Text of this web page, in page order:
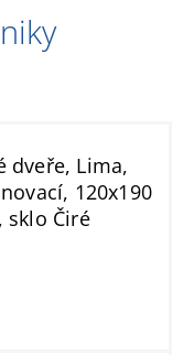
dveře, Lima,
120x190
sklo Čiré